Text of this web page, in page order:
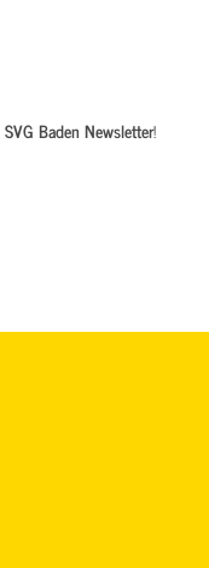
SVG Baden Newsletter!